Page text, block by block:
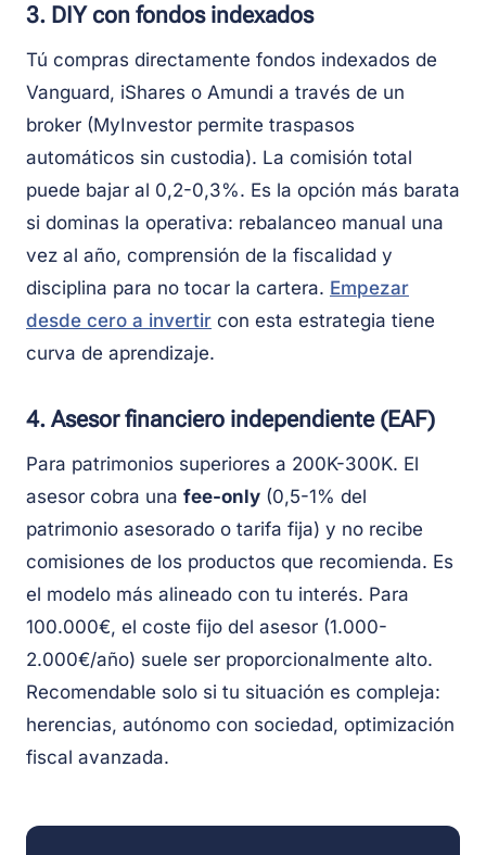
3. DIY con fondos indexados
Tú compras directamente fondos indexados de
Vanguard, iShares o Amundi a través de un
broker (MyInvestor permite traspasos
automáticos sin custodia). La comisión total
puede bajar al 0,2-0,3%. Es la opción más barata
si dominas la operativa: rebalanceo manual una
vez al año, comprensión de la fiscalidad y
disciplina para no tocar la cartera. Empezar
desde cero a invertir con esta estrategia tiene
curva de aprendizaje.
4. Asesor financiero independiente (EAF)
Para patrimonios superiores a 200K-300K. El
asesor cobra una fee-only (0,5-1% del
patrimonio asesorado o tarifa fija) y no recibe
comisiones de los productos que recomienda. Es
el modelo más alineado con tu interés. Para
100.000€, el coste fijo del asesor (1.000-
2.000€/año) suele ser proporcionalmente alto.
Recomendable solo si tu situación es compleja:
herencias, autónomo con sociedad, optimización
fiscal avanzada.